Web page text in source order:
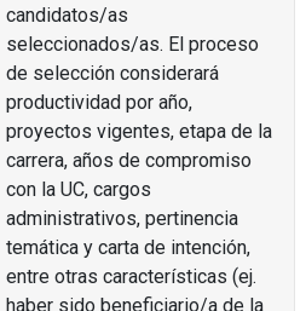
candidatos/as
seleccionados/as. El proceso
de selección considerará
productividad por año,
proyectos vigentes, etapa de la
carrera, años de compromiso
con la UC, cargos
administrativos, pertinencia
temática y carta de intención,
entre otras características (ej.
haber sido beneficiario/a de la